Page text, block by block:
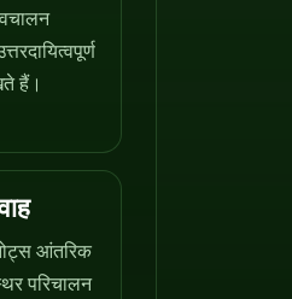
हैं।
आंतरिक
परिचालन